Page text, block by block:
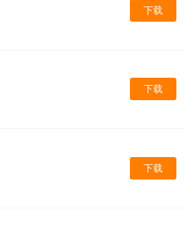
下载
下载
下载